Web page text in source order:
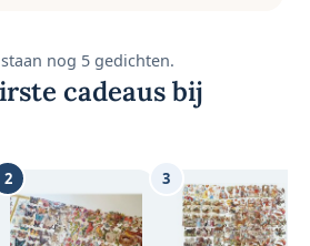
nog 5 gedichten.
cadeaus bij
2 3